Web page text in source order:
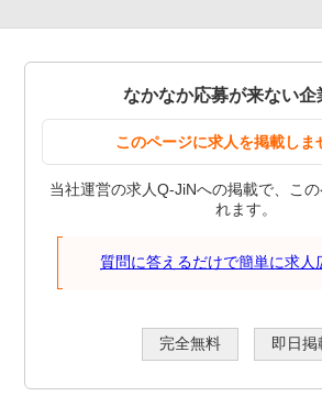
なかなか応募が来ない企
このページに求人を掲載しま
当社運営の求人Q-JiNへの掲載で、こ
れます。
質問に答えるだけで簡単に求人
完全無料 即日掲